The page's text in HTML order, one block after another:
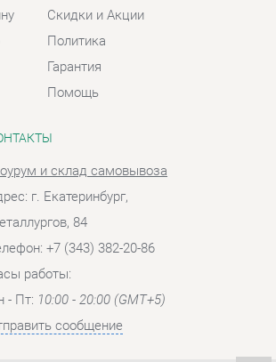
и склад самовывоза
г. Екатеринбург,
84
+7 (343) 382-20-86
- Пт:10:00 - 20:00 (GMT+5)
сообщение
© 2009-2026 Ванная-Екатеринбург